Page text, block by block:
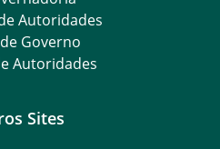
Autoridades
Governo
Autoridades
Sites